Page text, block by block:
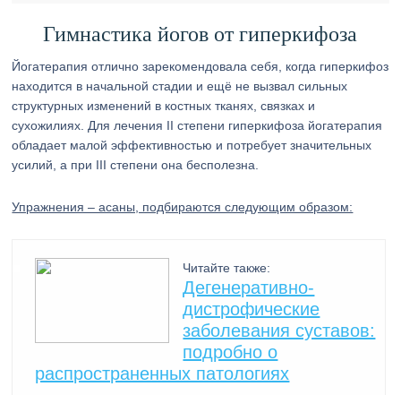
Гимнастика йогов от гиперкифоза
Йогатерапия отлично зарекомендовала себя, когда гиперкифоз
находится в начальной стадии и ещё не вызвал сильных
структурных изменений в костных тканях, связках и
сухожилиях. Для лечения II степени гиперкифоза йогатерапия
обладает малой эффективностью и потребует значительных
усилий, а при III степени она бесполезна.
Упражнения – асаны, подбираются следующим образом:
Читайте также:
Дегенеративно-
дистрофические
заболевания суставов:
подробно о
распространенных патологиях